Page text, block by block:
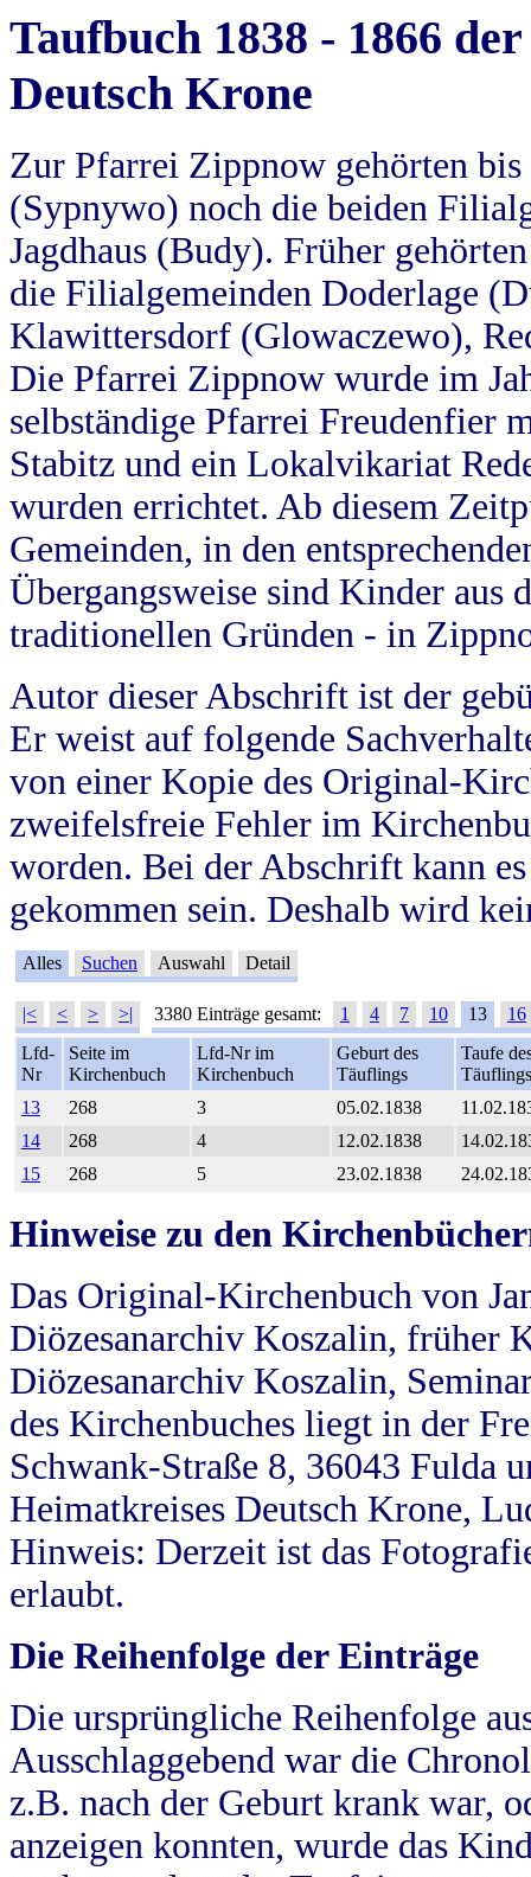
Taufbuch 1838 - 1866
Deutsch Krone
Zur Pfarrei Zippnow gehörten
(Sypnywo) noch die beiden
Jagdhaus (Budy). Früher
die Filialgemeinden Doderlage
Klawittersdorf (Glowaczewo),
Die Pfarrei Zippnow wurde im
selbständige Pfarrei Freudenfier
Stabitz und ein Lokalvikariat
wurden errichtet. Ab diesem
Gemeinden, in den
Übergangsweise sind Kinder aus
traditionellen Gründen - in
Autor dieser Abschrift ist der
Er weist auf folgende
von einer Kopie des Original-
zweifelsfreie Fehler im
worden. Bei der Abschrift kann
gekommen sein. Deshalb wird
Alles Suchen Auswahl Detail
|< < > >| 3380 Einträge gesamt: 1 4 7 10 13
16
Lfd-
Nr
Seite im
Kirchenbuch
Lfd-Nr im
Kirchenbuch
Geburt des
Täuflings
Taufe
Täuflings
13
268 3 05.02.1838
14
268 4 12.02.1838
15
268 5 23.02.1838
Hinweise zu den
Das Original-Kirchenbuch von
Diözesanarchiv Koszalin, früher
Diözesanarchiv Koszalin,
des Kirchenbuches liegt in der
Schwank-Straße 8, 36043 Fulda
Heimatkreises Deutsch Krone,
Hinweis: Derzeit ist das
erlaubt.
Die Reihenfolge der Einträge
Die ursprüngliche Reihenfolge
Ausschlaggebend war die
z.B. nach der Geburt krank war,
anzeigen konnten, wurde das